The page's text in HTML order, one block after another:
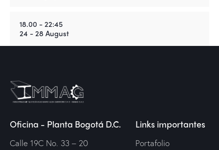
18.00 - 22:45
24 - 28 August
Oficina - Planta Bogotá D.C.
Calle 19C No. 33 – 20
Links importantes
Portafolio